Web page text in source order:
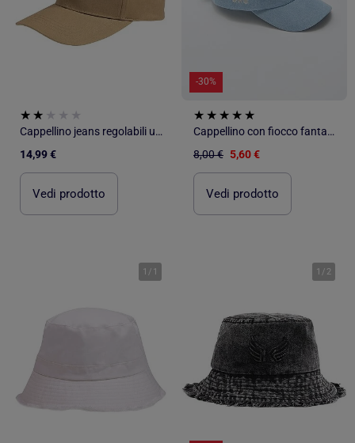
Cappellino jeans regolabili unisex adulto Isotoner
14,99 €
Vedi prodotto
-30%
Cappellino con fiocco fantasia alla base
8,00 € 5,60 €
Vedi prodotto
1 / 1 1 / 2